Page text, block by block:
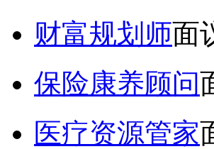
财富规划师面
保险康养顾问
医疗资源管家